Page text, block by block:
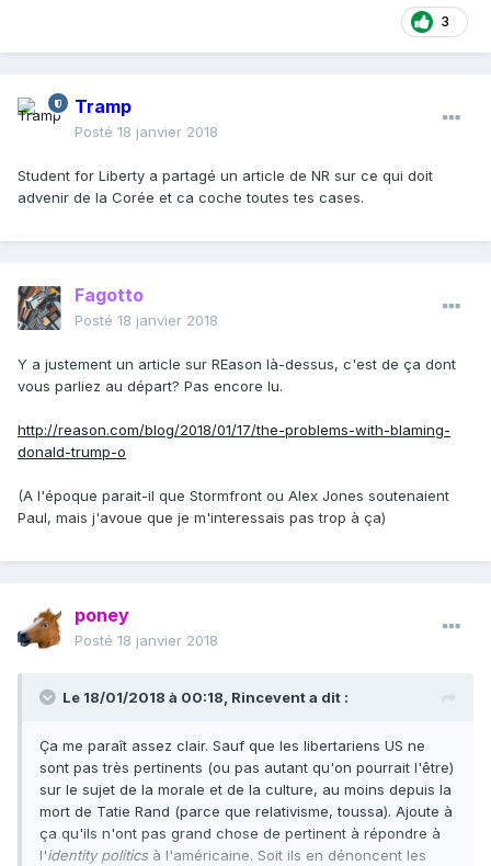
3
Tramp
Posté 18 janvier 2018
Student for Liberty a partagé un article de NR sur ce qui doit
advenir de la Corée et ca coche toutes tes cases.
Fagotto
Posté 18 janvier 2018
Y a justement un article sur REason là-dessus, c'est de ça dont
vous parliez au départ? Pas encore lu.
http://reason.com/blog/2018/01/17/the-problems-with-blaming-
donald-trump-o
(A l'époque parait-il que Stormfront ou Alex Jones soutenaient
Paul, mais j'avoue que je m'interessais pas trop à ça)
poney
Posté 18 janvier 2018
Le 18/01/2018 à 00:18, Rinceventa dit :
Ça me paraît assez clair. Sauf que les libertariens US ne
sont pas très pertinents (ou pas autant qu'on pourrait l'être)
sur le sujet de la morale et de la culture, au moins depuis la
mort de Tatie Rand (parce que relativisme, toussa). Ajoute à
ça qu'ils n'ont pas grand chose de pertinent à répondre à
l'identity politicsà l'américaine. Soit ils en dénoncent les